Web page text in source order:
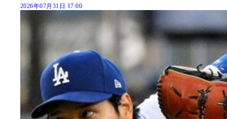
2026年07月31日 17:00